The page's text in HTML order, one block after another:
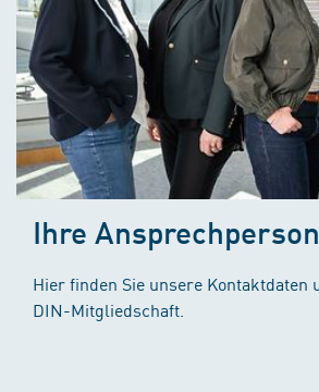
Ihre
Hier finden Sie unsere Kontaktdaten
DIN-Mitgliedschaft.